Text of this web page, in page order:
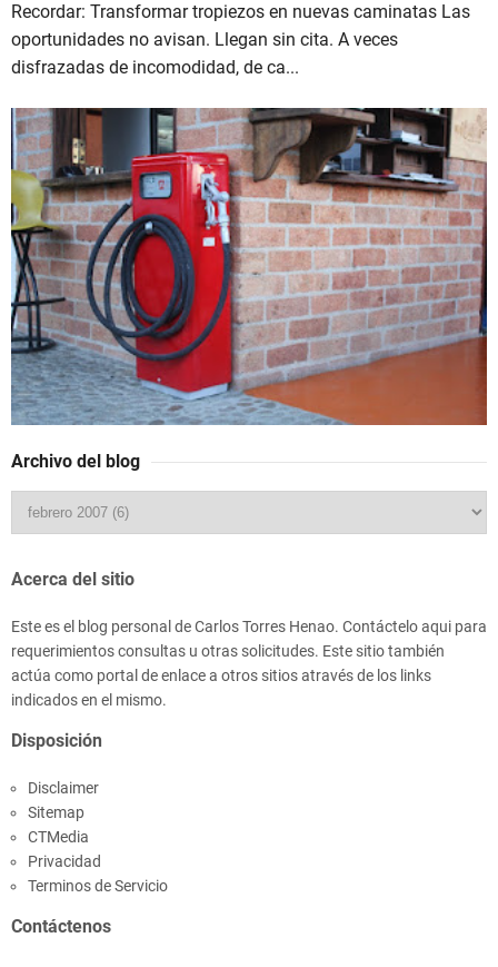
Recordar: Transformar tropiezos en nuevas caminatas Las
oportunidades no avisan. Llegan sin cita. A veces
disfrazadas de incomodidad, de ca...
Archivo del blog
Acerca del sitio
Este es el blog personal de Carlos Torres Henao. Contáctelo aqui para
requerimientos consultas u otras solicitudes. Este sitio también
actúa como portal de enlace a otros sitios através de los links
indicados en el mismo.
Disposición
Disclaimer
Sitemap
CTMedia
Privacidad
Terminos de Servicio
Contáctenos